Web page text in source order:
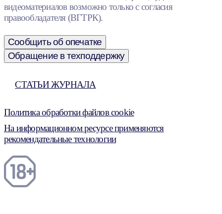
видеоматериалов возможно только с согласия
правообладателя (ВГТРК).
Сообщить об опечатке
Обращение в техподдержку
СТАТЬИ ЖУРНАЛА
Политика обработки файлов cookie
На информационном ресурсе применяются
рекомендательные технологии